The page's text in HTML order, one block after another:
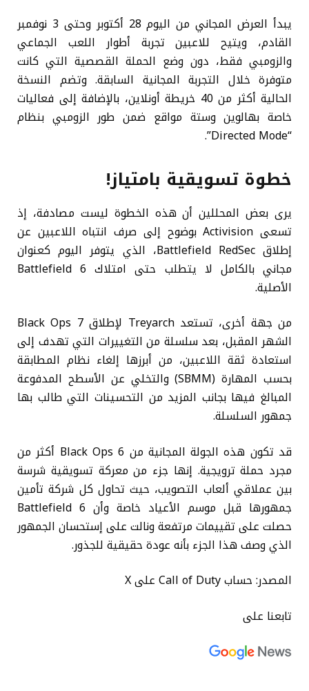
يبدأ العرض المجاني من اليوم 28 أكتوبر وحتى 3 نوفمبر
القادم، ويتيح للاعبين تجربة أطوار اللعب الجماعي
والزومبي فقط، دون وضع الحملة القصصية التي كانت
متوفرة خلال التجربة المجانية السابقة. وتضم النسخة
الحالية أكثر من 40 خريطة أونلاين، بالإضافة إلى فعاليات
خاصة بهالوين وستة مواقع ضمن طور الزومبي بنظام
“Directed Mode”.
خطوة تسويقية بامتياز!
يرى بعض المحللين أن هذه الخطوة ليست مصادفة، إذ
تسعى Activision بوضوح إلى صرف انتباه اللاعبين عن
إطلاق Battlefield RedSec، الذي يتوفر اليوم كعنوان
مجاني بالكامل لا يتطلب حتى امتلاك Battlefield 6
الأصلية.
من جهة أخرى، تستعد Treyarch لإطلاق Black Ops 7
الشهر المقبل، بعد سلسلة من التغييرات التي تهدف إلى
استعادة ثقة اللاعبين، من أبرزها إلغاء نظام المطابقة
بحسب المهارة (SBMM) والتخلي عن الأسطح المدفوعة
المبالغ فيها بجانب المزيد من التحسينات التي طالب بها
جمهور السلسلة.
قد تكون هذه الجولة المجانية من Black Ops 6 أكثر من
مجرد حملة ترويجية. إنها جزء من معركة تسويقية شرسة
بين عملاقي ألعاب التصويب، حيث تحاول كل شركة تأمين
جمهورها قبل موسم الأعياد خاصة وأن Battlefield 6
حصلت على تقييمات مرتفعة ونالت على إستحسان الجمهور
الذي وصف هذا الجزء بأنه عودة حقيقية للجذور.
المصدر: حساب Call of Duty على X
تابعنا على